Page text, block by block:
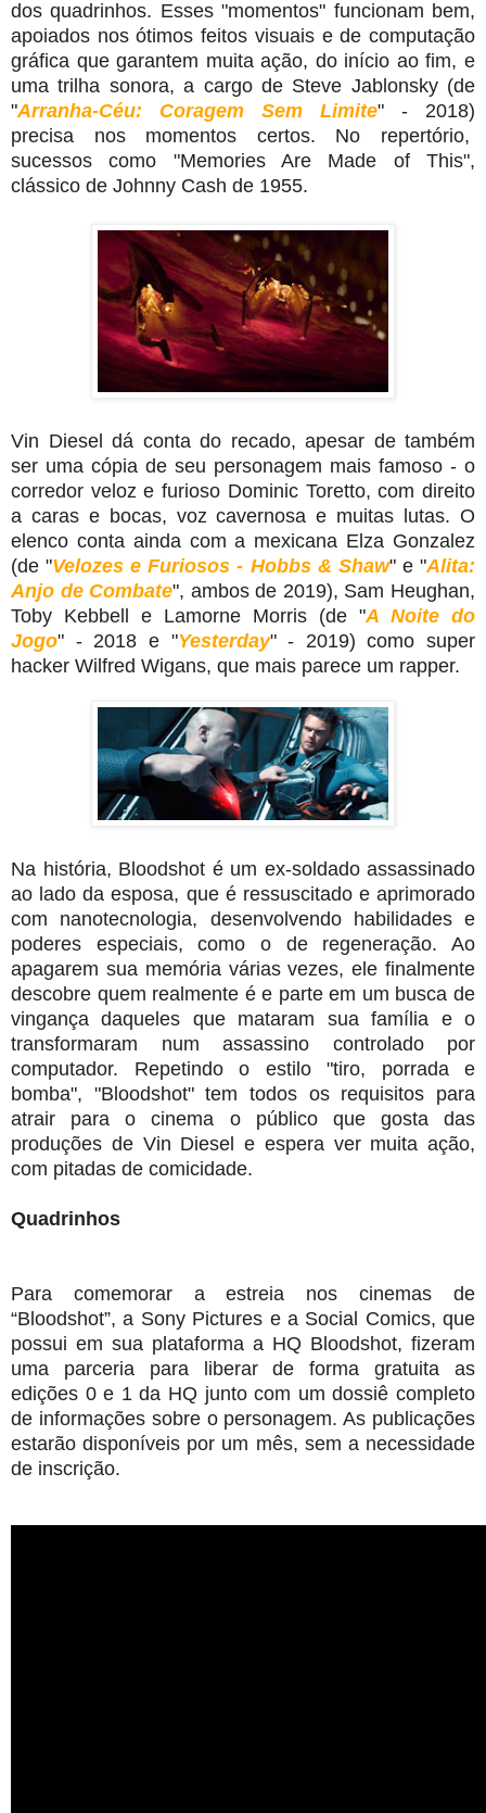
dos quadrinhos. Esses "momentos" funcionam bem,
apoiados nos ótimos feitos visuais e de computação
gráfica que garantem muita ação, do início ao fim, e
uma trilha sonora, a cargo de Steve Jablonsky (de
"Arranha-Céu: Coragem Sem Limite" - 2018)
precisa nos momentos certos. No repertório,
sucessos como "Memories Are Made of This",
clássico de Johnny Cash de 1955.
Vin Diesel dá conta do recado, apesar de também
ser uma cópia de seu personagem mais famoso - o
corredor veloz e furioso Dominic Toretto, com direito
a caras e bocas, voz cavernosa e muitas lutas. O
elenco conta ainda com a mexicana Elza Gonzalez
(de "Velozes e Furiosos - Hobbs & Shaw" e "Alita:
Anjo de Combate", ambos de 2019), Sam Heughan,
Toby Kebbell e Lamorne Morris (de "A Noite do
Jogo" - 2018 e "Yesterday"- 2019) como super
hacker Wilfred Wigans, que mais parece um rapper.
Na história, Bloodshot é um ex-soldado assassinado
ao lado da esposa, que é ressuscitado e aprimorado
com nanotecnologia, desenvolvendo habilidades e
poderes especiais, como o de regeneração. Ao
apagarem sua memória várias vezes, ele finalmente
descobre quem realmente é e parte em um busca de
vingança daqueles que mataram sua família e o
transformaram num assassino controlado por
computador. Repetindo o estilo "tiro, porrada e
bomba", "Bloodshot" tem todos os requisitos para
atrair para o cinema o público que gosta das
produções de Vin Diesel e espera ver muita ação,
com pitadas de comicidade.
Quadrinhos
Para comemorar a estreia nos cinemas de
“Bloodshot”, a Sony Pictures e a Social Comics, que
possui em sua plataforma a HQ Bloodshot, fizeram
uma parceria para liberar de forma gratuita as
edições 0 e 1 da HQ junto com um dossiê completo
de informações sobre o personagem. As publicações
estarão disponíveis por um mês, sem a necessidade
de inscrição.